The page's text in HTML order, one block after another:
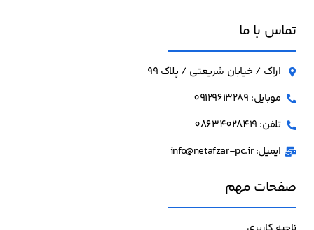
تماس با ما
اراک / خیابان شریعتی / پلاک 99
موبایل: 09129613289
تلفن: 08634028419
ایمیل: info@netafzar-pc.ir
صفحات مهم